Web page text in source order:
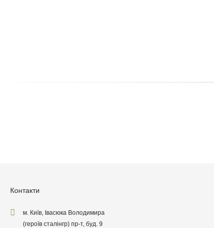
Контакти
м. Київ, Івасюка Володимира
(героїв сталінгр) пр-т, буд. 9